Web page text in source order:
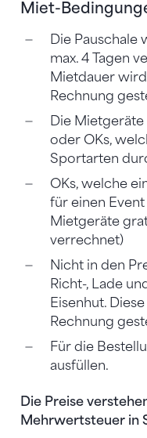
Miet-
Die Pauschale
max. 4 Tagen
Mietdauer
Rechnung
Die Mietgeräte
oder OKs,
Sportarten
OKs, welche
für einen
Mietgeräte
verrechnet)
Nicht in den
Richt-, Lade
Eisenhut.
Rechnung
Für die
ausfüllen.
Die Preise
Mehrwertsteuer in